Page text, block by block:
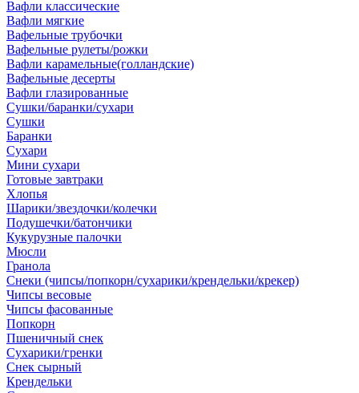
Вафли классические
Вафли мягкие
Вафельные трубочки
Вафельные рулеты/рожки
Вафли карамельные(голландские)
Вафельные десерты
Вафли глазированные
Сушки/баранки/сухари
Сушки
Баранки
Сухари
Мини сухари
Готовые завтраки
Хлопья
Шарики/звездочки/колечки
Подушечки/батончики
Кукурузные палочки
Мюсли
Гранола
Снеки (чипсы/попкорн/сухарики/крендельки/крекер)
Чипсы весовые
Чипсы фасованные
Попкорн
Пшеничный снек
Сухарики/гренки
Снек сырный
Крендельки